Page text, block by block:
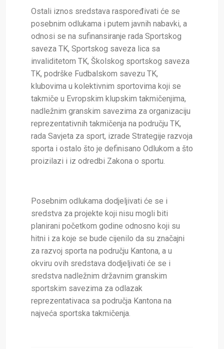
Ostali iznos sredstava raspoređivati će se
posebnim odlukama i putem javnih nabavki, a
odnosi se na sufinansiranje rada Sportskog
saveza TK, Sportskog saveza lica sa
invaliditetom TK, Školskog sportskog saveza
TK, podrške Fudbalskom savezu TK,
klubovima u kolektivnim sportovima koji se
takmiče u Evropskim klupskim takmičenjima,
nadležnim granskim savezima za organizaciju
reprezentativnih takmičenja na području TK,
rada Savjeta za sport, izrade Strategije razvoja
sporta i ostalo što je definisano Odlukom a što
proizilazi i iz odredbi Zakona o sportu.
Posebnim odlukama dodjeljivati će se i
sredstva za projekte koji nisu mogli biti
planirani početkom godine odnosno koji su
hitni i za koje se bude cijenilo da su značajni
za razvoj sporta na području Kantona, a u
okviru ovih sredstava dodjeljivati će se i
sredstva nadležnim državnim granskim
sportskim savezima za odlazak
reprezentativaca sa područja Kantona na
najveća sportska takmičenja.